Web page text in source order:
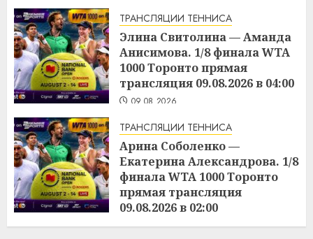
ТРАНСЛЯЦИИ ТЕННИСА
Элина Свитолина — Аманда
Анисимова. 1/8 финала WTA
1000 Торонто прямая
трансляция 09.08.2026 в 04:00
09.08.2026
ТРАНСЛЯЦИИ ТЕННИСА
Арина Соболенко —
Екатерина Александрова. 1/8
финала WTA 1000 Торонто
прямая трансляция
09.08.2026 в 02:00
09.08.2026